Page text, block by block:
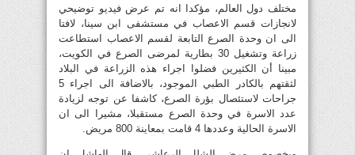
مختلف دول العالم، مؤكدا انه تم عرض فيديو توضيحي
لانجازات قسم الاعصاب في مستشفى ابن سينا، لافتا
الى ان وحدة الصرع التابعة لقسم الاعصاب استطاعت
زراعة وتشغيل 30 بطارية لمرضى الصرع في الكويت،
مبينا أن الكثيرين فضلوا اجراء هذه الزراعة في البلاد
لثقتهم بالكادر الطبي الموجود، بالاضافة الى اجراء 5
جراحات لاستئصال بؤرة الصرع، كاشفا عن توجه لزيادة
عدد الاسرة في وحدة الصرع مستقبلا، مشيرا الى ان
الاسرة الحالية وعددها 4 قامت بمعاينة 800 مريض.